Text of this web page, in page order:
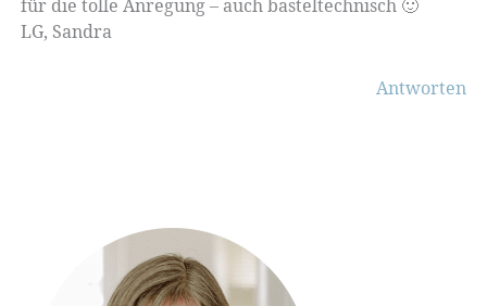
für die tolle Anregung – auch basteltechnisch 🙂
LG, Sandra
Antworten